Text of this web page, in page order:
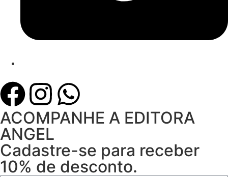
ACOMPANHE A EDITORA
ANGEL
Cadastre-se para receber
10% de desconto.